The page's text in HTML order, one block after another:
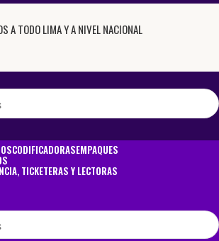
A TODO LIMA Y A NIVEL NACIONAL
CODIFICADORASEMPAQUES
TICKETERAS Y LECTORAS